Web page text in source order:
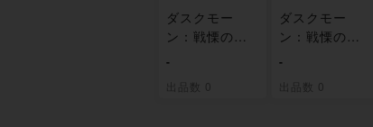
ダスクモー
ン：戦慄の館
SK] 未開封パ
-
出品数 0
ダスクモー
ン：戦慄の館
死者の山」 [D
-
出品数 0